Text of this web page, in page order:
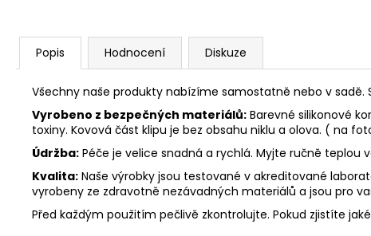
Popis Hodnocení Diskuze
Všechny naše produkty nabízíme samostatně nebo v
Vyrobeno z bezpečných materiálů: Barevné silikonové
toxiny. Kovová část klipu je bez obsahu niklu a olova. ( na
Údržba: Péče je velice snadná a rychlá. Myjte ručně
Kvalita: Naše výrobky jsou testované v akreditované
vyrobeny ze zdravotně nezávadných materiálů a jsou pro
Před každým použitím pečlivě zkontrolujte. Pokud zjistíte